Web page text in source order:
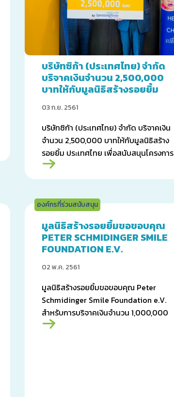
บริษัทซิก้า (ประเทศไทย) จำกัด
บริจาคเงินจำนวน 2,500,000
บาทให้กับมูลนิธิสร้างรอยยิ้ม
ประเทศไทย
03 ก.ย. 2561
บริษัทซิก้า (ประเทศไทย) จำกัด บริจาคเงิน
จำนวน 2,500,000 บาทให้กับมูลนิธิสร้าง
รอยยิ้ม ประเทศไทย เพื่อสนับสนุนโครงการ
ออกหน่วยแพทย์เคลื่อนที่ให้การผ่าตัด
ภายในหนึ่งสัปดาห์
องค์กรที่ร่วมสนับสนุน
มูลนิธิสร้างรอยยิ้มขอขอบคุณ
PETER SCHMIDINGER SMILE
FOUNDATION E.V.
02 พ.ค. 2561
มูลนิธิสร้างรอยยิ้มขอขอบคุณ Peter
Schmidinger Smile Foundation e.V.
สำหรับการบริจาคเงินจำนวน 1,000,000
บาท